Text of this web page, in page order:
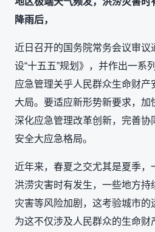
降雨后，
近日召开的国务院常务会议审议
设“十五五”规划》，并作出一系
应急管理关乎人民群众生命财产
大局。要适应新形势新要求，加
深化应急管理改革创新，完善协
安全大应急格局。
近年来，春夏之交尤其是夏季，
洪涝灾害时有发生，一些地方
灾害等风险加剧，这考验城市的
为这不仅涉及人民群众的生命财